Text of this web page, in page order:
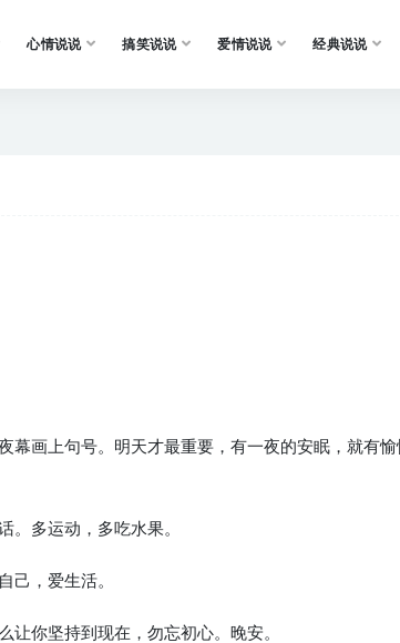
心情说说 搞笑说说 爱情说说 经典说说
幕画上句号。明天才最重要，有一夜的安眠，就有愉
。多运动，多吃水果。
己，爱生活。
你坚持到现在，勿忘初心。晚安。